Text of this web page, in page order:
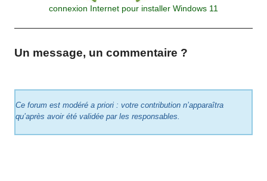
connexion Internet pour installer Windows 11
Un message, un commentaire ?
Ce forum est modéré a priori : votre contribution n’apparaîtra
qu’après avoir été validée par les responsables.